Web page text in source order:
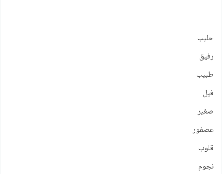
حليب
رفيق
طبيب
فيل
صغير
عصفور
قلوب
نجوم